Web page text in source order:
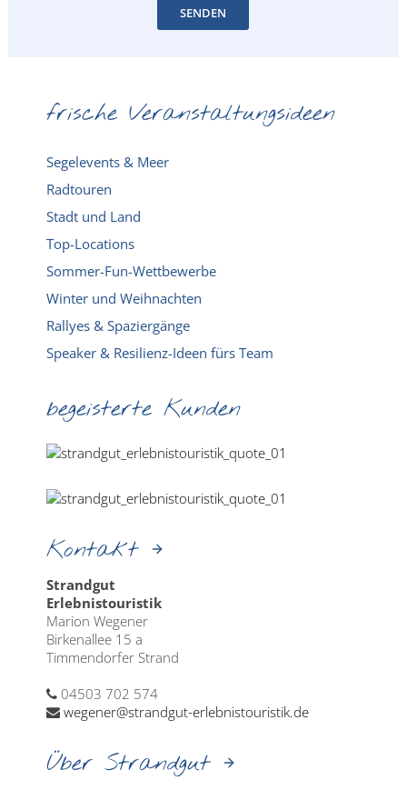
SENDEN
frische Veranstaltungsideen
Segelevents & Meer
Radtouren
Stadt und Land
Top-Locations
Sommer-Fun-Wettbewerbe
Winter und Weihnachten
Rallyes & Spaziergänge
Speaker & Resilienz-Ideen fürs Team
begeisterte Kunden
Kontakt
Strandgut
Erlebnistouristik
Marion Wegener
Birkenallee 15 a
Timmendorfer Strand
04503 702 574
wegener@strandgut-erlebnistouristik.de
Über Strandgut